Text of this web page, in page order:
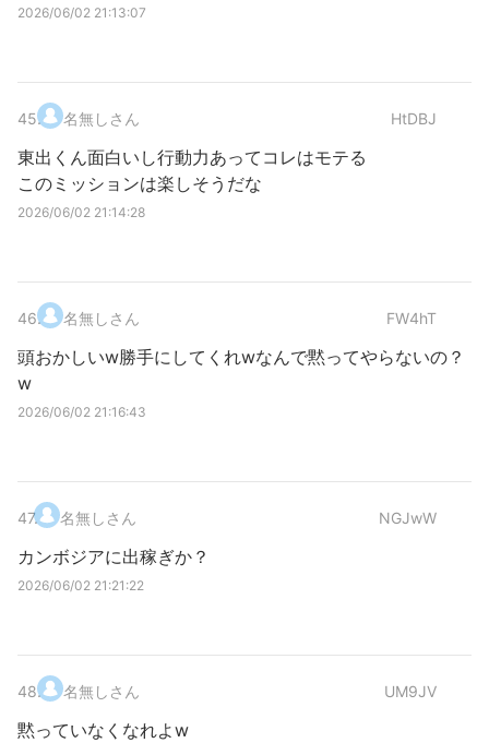
2026/06/02 21:13:07
45. 名無しさん HtDBJ
東出くん面白いし行動力あってコレはモテる
このミッションは楽しそうだな
2026/06/02 21:14:28
46. 名無しさん FW4hT
頭おかしいw勝手にしてくれwなんで黙ってやらないの？
w
2026/06/02 21:16:43
47. 名無しさん NGJwW
カンボジアに出稼ぎか？
2026/06/02 21:21:22
48. 名無しさん UM9JV
黙っていなくなれよw